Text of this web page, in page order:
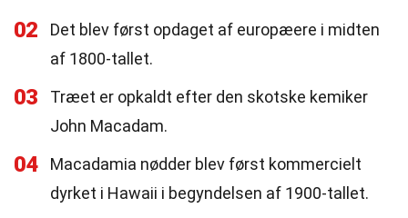
02
Det blev først opdaget af europæere i midten
af 1800-tallet.
03
Træet er opkaldt efter den skotske kemiker
John Macadam.
04
Macadamia nødder blev først kommercielt
dyrket i Hawaii i begyndelsen af 1900-tallet.